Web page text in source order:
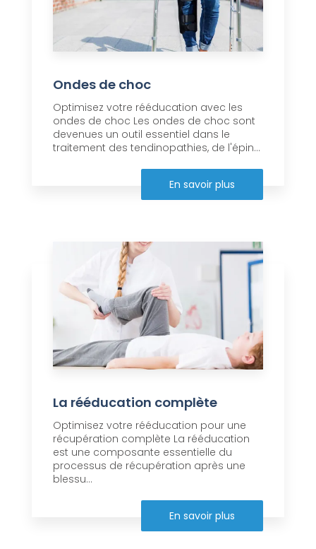
Ondes de choc
Optimisez votre rééducation avec les
ondes de choc Les ondes de choc sont
devenues un outil essentiel dans le
traitement des tendinopathies, de l'épin...
En savoir plus
La rééducation complète
Optimisez votre rééducation pour une
récupération complète La rééducation
est une composante essentielle du
processus de récupération après une
blessu...
En savoir plus